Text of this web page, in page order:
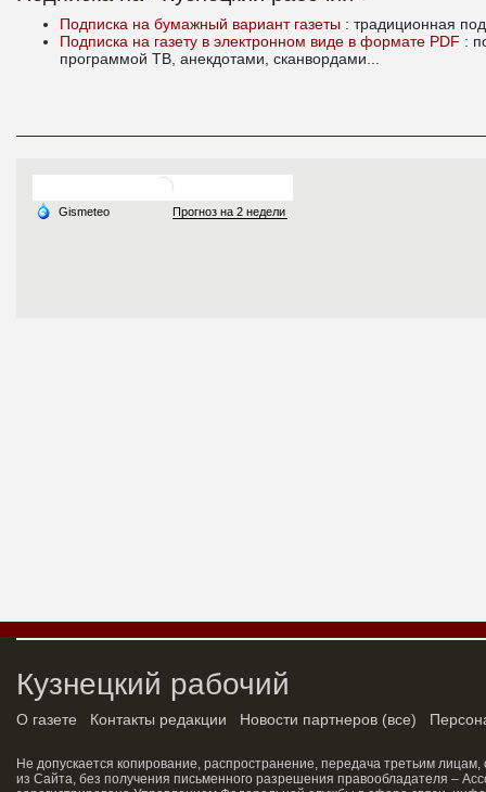
Подписка на бумажный вариант газеты : традиционная
Подписка на газету в электронном виде в формате PDF :
программой ТВ, анекдотами, сканвордами...
Кузнецкий рабочий
О газете Контакты редакции Новости партнеров (все)
Не допускается копирование, распространение, передача третьим
из Сайта, без получения письменного разрешения правообладателя –